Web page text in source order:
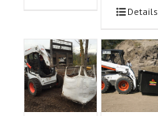
Details